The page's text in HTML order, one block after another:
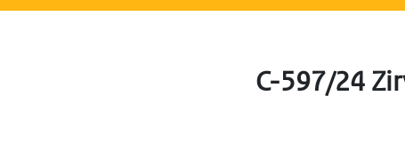
C-597/24